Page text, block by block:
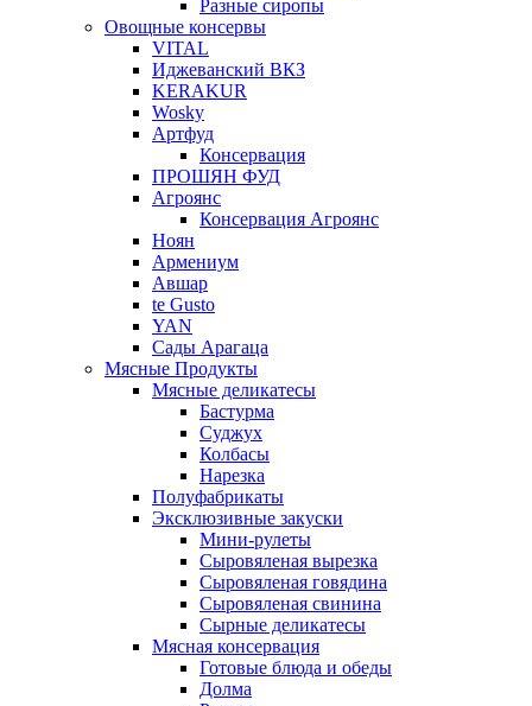
Разные сиропы
Овощные консервы
VITAL
Иджеванский ВКЗ
KERAKUR
Wosky
Артфуд
Консервация
ПРОШЯН ФУД
Агроянс
Консервация Агроянс
Ноян
Армениум
Авшар
te Gusto
YAN
Сады Арагаца
Мясные Продукты
Мясные деликатесы
Бастурма
Суджух
Колбасы
Нарезка
Полуфабрикаты
Эксклюзивные закуски
Мини-рулеты
Сыровяленая вырезка
Сыровяленая говядина
Сыровяленая свинина
Сырные деликатесы
Мясная консервация
Готовые блюда и обеды
Долма